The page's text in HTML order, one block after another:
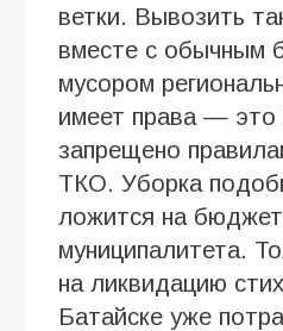
ветки. Вывозить
вместе с обычным
мусором
имеет права — это
запрещено
ТКО. Уборка
ложится на бюджет
муниципалитета.
на ликвидацию
Батайске уже